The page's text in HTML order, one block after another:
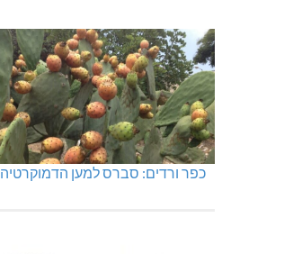
כפר ורדים: סברס למען הדמוקרטיה